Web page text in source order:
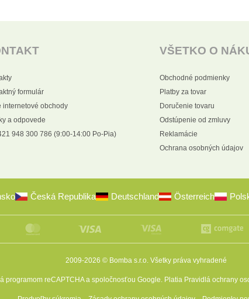
formulár
internetové obchody
a odpovede
948 300 786 (9:00-14:00 Po-Pia)
VŠETKO O
Obchodné podmienky
Platby za tovar
Doručenie tovaru
Odstúpenie od zmluvy
Reklamácie
Ochrana osobných údajov
Česká Republika Deutschland Österreich
2009-2026 © Bomba s.r.o. Všetky práva vyhradené
programom reCAPTCHA a spoločnosťou Google. Platia Pravidlá ochrany